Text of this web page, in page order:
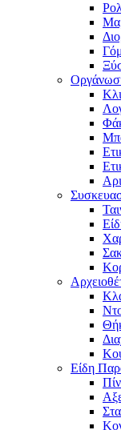
Είδη